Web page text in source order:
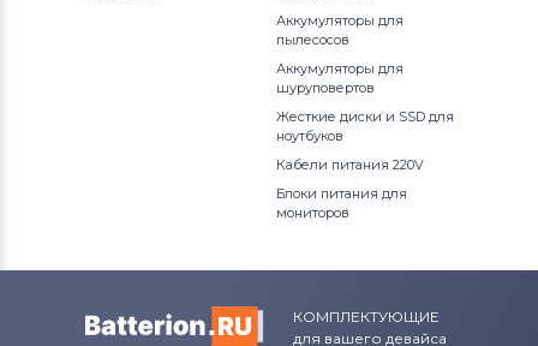
Аккумуляторы для смартфонов
Аккумуляторы для смартфонов
Аккумуляторы для смартфонов
Аккумуляторы для
пылесосов
Аккумуляторы для
шуруповертов
Жесткие диски и SSD для
ноутбуков
Кабели питания 220V
Блоки питания для
мониторов
КОМПЛЕКТУЮЩИЕ
для вашего девайса